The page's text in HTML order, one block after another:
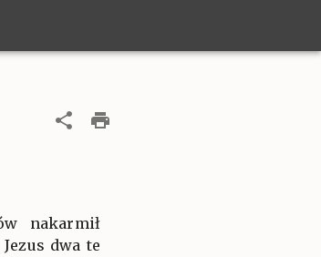
nakarmił
dwa te